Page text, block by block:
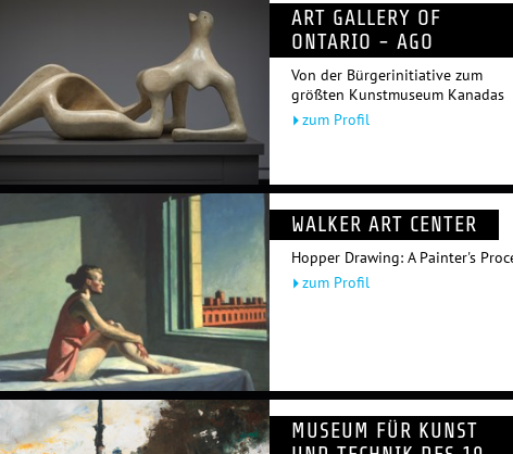
ART GALLERY OF
ONTARIO - AGO
Von der Bürgerinitiative zum
größten Kunstmuseum Kanadas
zum Profil
WALKER ART CENTER
Hopper Drawing: A Painter's
zum Profil
MUSEUM FÜR KUNST